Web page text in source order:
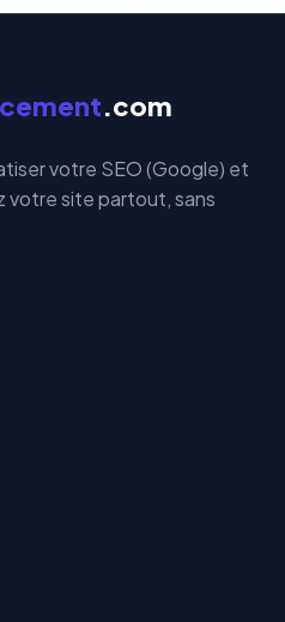
.com
votre SEO (Google) et
votre site partout, sans